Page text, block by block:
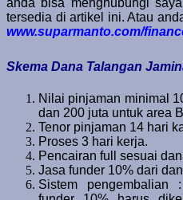
tersedia di artikel ini. Atau
www.suparmanto.com/
Skema Dana Talangan
Nilai pinjaman minimal
dan 200 juta untuk area
Tenor pinjaman 14 hari
Proses 3 hari kerja.
Pencairan full sesuai
Jasa funder 10% dari
Sistem